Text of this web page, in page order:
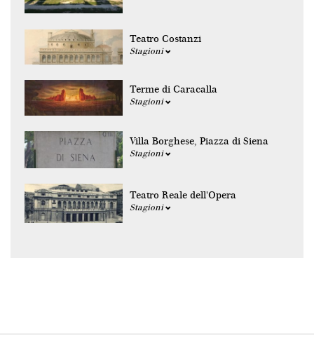
Teatro Costanzi
Stagioni
Terme di Caracalla
Stagioni
Villa Borghese, Piazza di Siena
Stagioni
Teatro Reale dell'Opera
Stagioni